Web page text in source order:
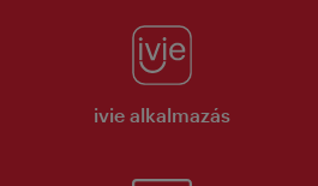
ivie alkalmazás